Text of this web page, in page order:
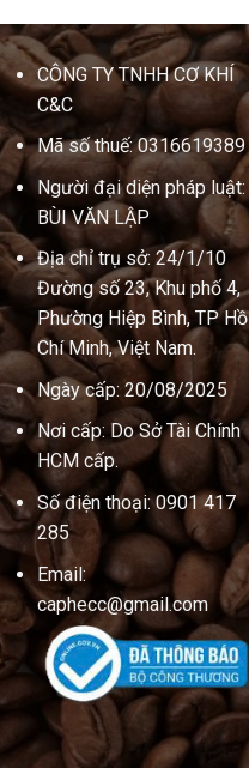
CÔNG TY TNHH CƠ KHÍ
C&C
Mã số thuế: 0316619389
Người đại diện pháp luật:
BÙI VĂN LẬP
Địa chỉ trụ sở: 24/1/10
Đường số 23, Khu phố 4,
Phường Hiệp Bình, TP Hồ
Chí Minh, Việt Nam.
Ngày cấp: 20/08/2025
Nơi cấp: Do Sở Tài Chính
HCM cấp.
Số điện thoại: 0901 417
285
Email:
caphecc@gmail.com